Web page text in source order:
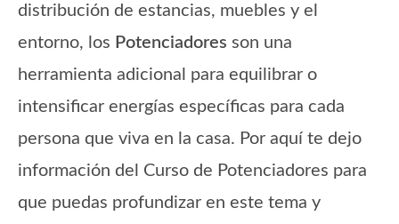
distribución de estancias, muebles y el
entorno, los Potenciadores son una
herramienta adicional para equilibrar o
intensificar energías específicas para cada
persona que viva en la casa. Por aquí te dejo
información del Curso de Potenciadores para
que puedas profundizar en este tema y